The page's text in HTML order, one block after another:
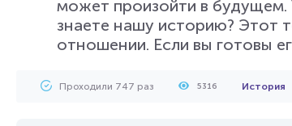
может произойти в будущем.
знаете нашу историю? Этот
отношении. Если вы готовы
Проходили 747 раз 5316 История